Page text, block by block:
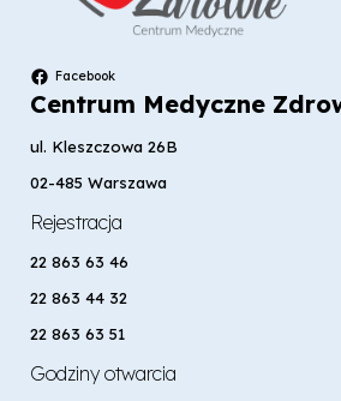
Facebook
Centrum Medyczne
ul. Kleszczowa 26B
02-485 Warszawa
Rejestracja
22 863 63 46
22 863 44 32
22 863 63 51
Godziny otwarcia